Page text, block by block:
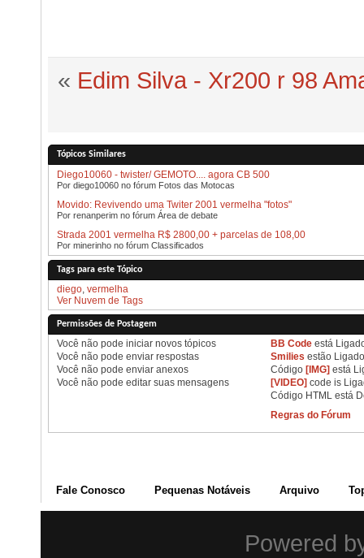
« Edim Silva - Xr200 r 98
Tópicos Similares
Diego10060 - twister/ GEMOTO.... agora CB 500
Por diego10060 no fórum Fotos das Motocas
Movido: Revivendo uma Twiter 2001 vermelha "fotos"
Por renanperim no fórum Área de debate
Strada 2001 vermelha R$ 2800,00 + parcelas de 108,00
Por minerinho no fórum Classificados
Tags para este Tópico
diego, vermelha
Ver Nuvem de Tags
Permissões de Postagem
Você não pode iniciar novos tópicos
Você não pode enviar respostas
Você não pode enviar anexos
Você não pode editar suas mensagens
BB Codeestá
Smilies estão
Código [IMG] está
[VIDEO] code is
Código HTML está
Regras do Fórum
Fale Conosco Pequenas Notáveis Arquivo
Powered